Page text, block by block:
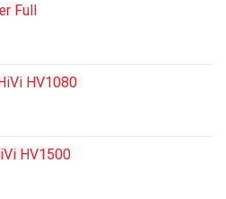
Full
HV1080
HV1500